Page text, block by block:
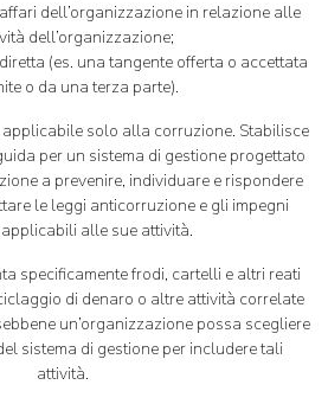
dell’organizzazione in relazione alle
dell’organizzazione;
(es. una tangente offerta o accettata
o da una terza parte).
applicabile solo alla corruzione. Stabilisce
per un sistema di gestione progettato
a prevenire, individuare e rispondere
le leggi anticorruzione e gli impegni
alle sue attività.
specificamente frodi, cartelli e altri reati
di denaro o altre attività correlate
un’organizzazione possa scegliere
sistema di gestione per includere tali
attività.